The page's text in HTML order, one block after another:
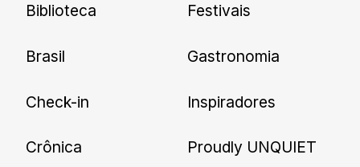
Biblioteca
Brasil
Check-in
Crônica
Festivais
Gastronomia
Inspiradores
Proudly UNQUIET